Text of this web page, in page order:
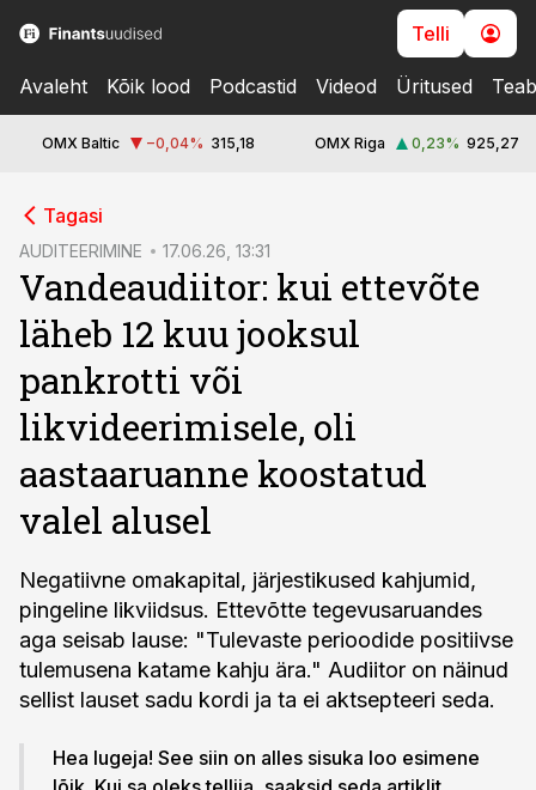
Telli
Avaleht Kõik lood Podcastid Videod Üritused
OMX Baltic −0,04% 315,18 OMX Riga 0,23% 925,27
Tagasi
AUDITEERIMINE 17.06.26, 13:31
Vandeaudiitor: kui ettevõte
läheb 12 kuu jooksul
pankrotti või
likvideerimisele, oli
aastaaruanne koostatud
valel alusel
Negatiivne omakapital, järjestikused kahjumid,
pingeline likviidsus. Ettevõtte tegevusaruandes
aga seisab lause: "Tulevaste perioodide positiivse
tulemusena katame kahju ära." Audiitor on näinud
sellist lauset sadu kordi ja ta ei aktsepteeri seda.
Hea lugeja! See siin on alles sisuka loo esimene